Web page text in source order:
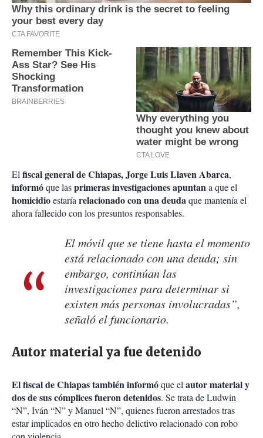
Elfiscal general de Chiapas, Jorge Luis Llaven Abarca,
informóque lasprimeras investigacionesapuntana que el
homicidioestaríarelacionado con una deudaque mantenía el
ahora fallecido con los presuntos responsables.
El móvil que se tiene hasta el momento
está relacionado con una deuda; sin
embargo, continúan las
investigaciones para determinar si
existen más personas involucradas”,
señaló el funcionario.
Autor material ya fue detenido
El fiscal de Chiapas también informóque elautor material y
dos de sus cómplices fueron detenidos. Se trata de Ludwin
“N”, Iván “N” y Manuel “N”, quienes fueron arrestados tras
estar implicados en otro hecho delictivo relacionado con robo